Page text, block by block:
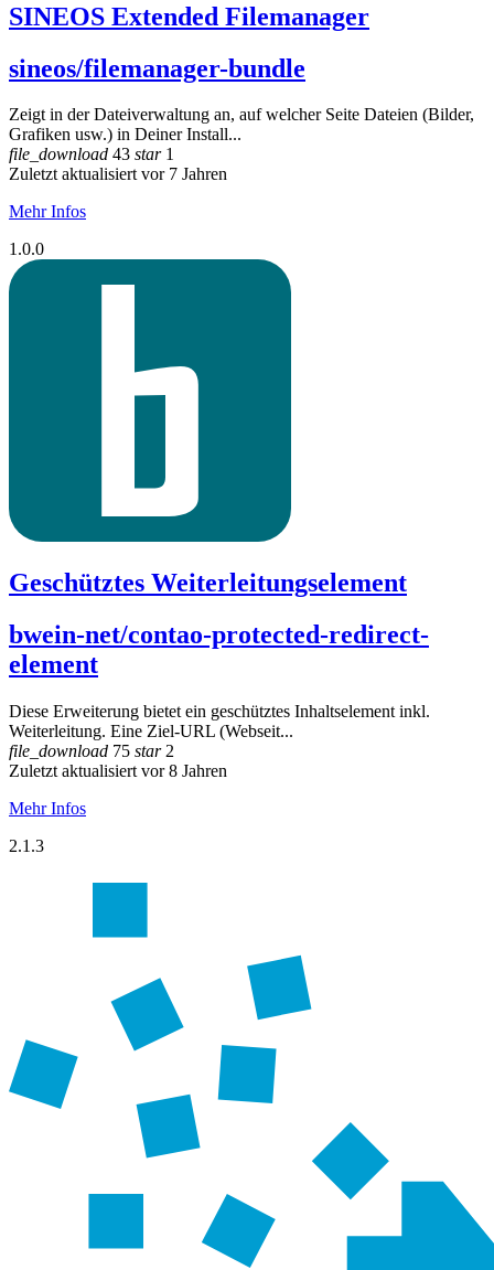
SINEOS Extended Filemanager
sineos/filemanager-bundle
Zeigt in der Dateiverwaltung an, auf welcher Seite Dateien (Bilder,
Grafiken usw.) in Deiner Install...
file_download 43 star1
Zuletzt aktualisiert vor 7 Jahren
Mehr Infos
1.0.0
Geschütztes Weiterleitungselement
bwein-net/contao-protected-redirect-
element
Diese Erweiterung bietet ein geschütztes Inhaltselement inkl.
Weiterleitung. Eine Ziel-URL (Webseit...
file_download 75 star2
Zuletzt aktualisiert vor 8 Jahren
Mehr Infos
2.1.3